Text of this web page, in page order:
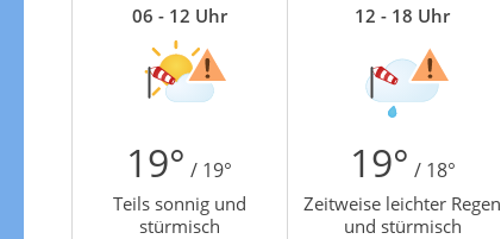
06 - 12 Uhr
12 - 18 Uhr
19° / 19° 19° / 18°
Teils sonnig und
stürmisch
Zeitweise leichter Regen
und stürmisch